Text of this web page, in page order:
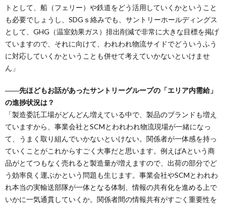
トとして、船（フェリー）や鉄道をどう活用していくかということ
も必要でしょうし、SDGｓ絡みでも、サントリーホールディングス
として、GHG（温室効果ガス）排出削減で非常に大きな目標を掲げ
ていますので、それに向けて、われわれ物流サイドでどういうふう
に対応していくかということも併せて考えていかないといけませ
ん」
――先ほどもお話があったサントリーグループの「エリア内需給」
の進捗状況は？
「製造委託工場がどんどん増えている中で、製品のブランドも増え
ていますから、事業会社とSCMとわれわれ物流現場が一緒になっ
て、うまく取り組んでいかないといけない。関係者が一体感を持っ
ていくことがこれからすごく大事だと思います。例えばAという商
品がとてつもなく売れると製造量が増えますので、出荷の部分でど
う効率良く運ぶかという問題も生じます。事業会社やSCMとわれわ
れ本当の実輸送部隊が一体となる体制、情報の共有化を進める上で
いかに一気通貫していくか。関係者間の情報共有がすごく重要性を